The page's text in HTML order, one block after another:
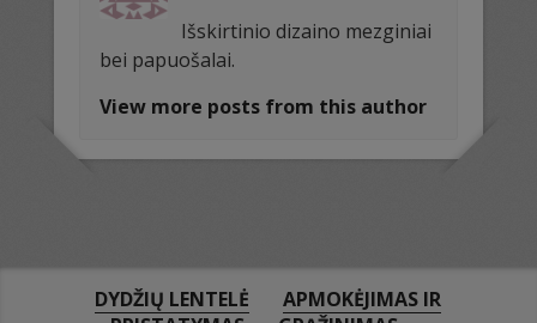
Išskirtinio dizaino mezginiai
bei papuošalai.
View more posts from this author
DYDŽIŲ LENTELĖ
APMOKĖJIMAS IR